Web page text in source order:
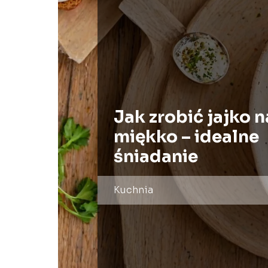
Jak zrobić jajko
miękko – idealne
śniadanie
Kuchnia